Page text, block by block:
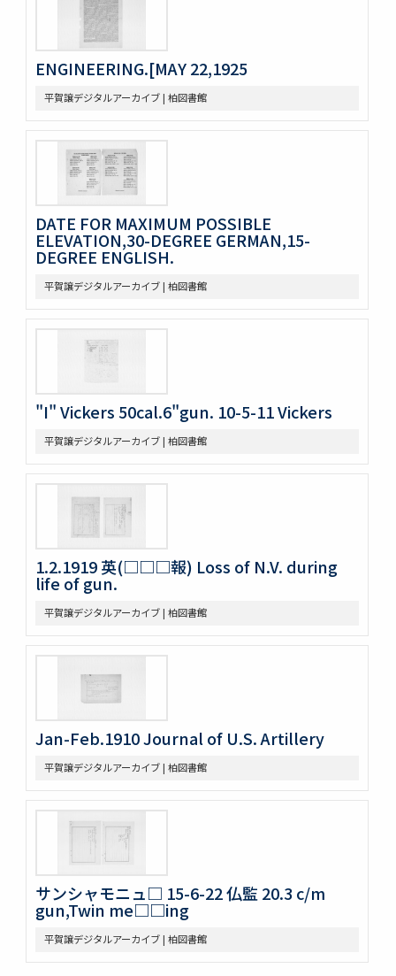
ENGINEERING.[MAY 22,1925
平賀譲デジタルアーカイブ | 柏図書館
DATE FOR MAXIMUM POSSIBLE
ELEVATION,30-DEGREE GERMAN,15-
DEGREE ENGLISH.
平賀譲デジタルアーカイブ | 柏図書館
"I" Vickers 50cal.6"gun. 10-5-11 Vickers
平賀譲デジタルアーカイブ | 柏図書館
1.2.1919 英(□□□報) Loss of N.V. during
life of gun.
平賀譲デジタルアーカイブ | 柏図書館
Jan-Feb.1910 Journal of U.S. Artillery
平賀譲デジタルアーカイブ | 柏図書館
サンシャモニュ□ 15-6-22 仏監 20.3 c/m
gun,Twin me□□ing
平賀譲デジタルアーカイブ | 柏図書館